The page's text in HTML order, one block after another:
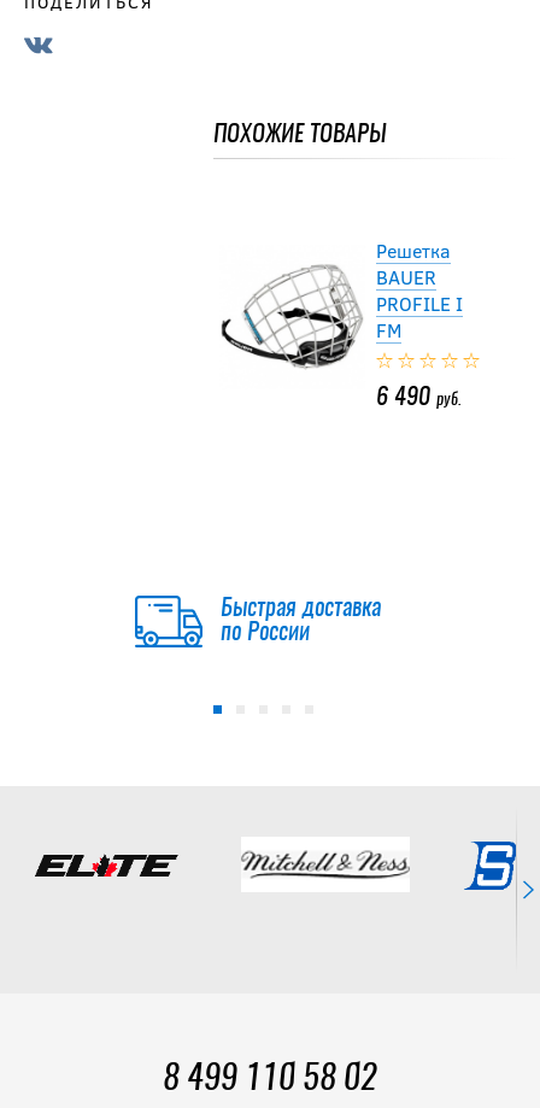
ПОХОЖИЕ ТОВАРЫ
6 490
Решетка
BAUER
PROFILE I
FM
6 490 руб.
Быстрая доставка
по России
8 499 110 58 02